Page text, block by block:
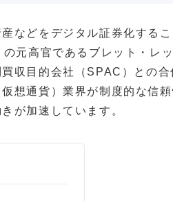
などをデジタル証券化するこ
元高官であるブレット・レ
収目的会社（SPAC）との合
想通貨）業界が制度的な信頼
が加速しています。